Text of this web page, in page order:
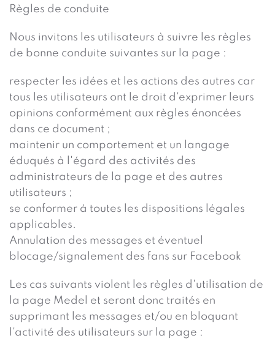
Règles de conduite
Nous invitons les utilisateurs à suivre les règles
de bonne conduite suivantes sur la page :
respecter les idées et les actions des autres car
tous les utilisateurs ont le droit d'exprimer leurs
opinions conformément aux règles énoncées
dans ce document ;
maintenir un comportement et un langage
éduqués à l'égard des activités des
administrateurs de la page et des autres
utilisateurs ;
se conformer à toutes les dispositions légales
applicables.
Annulation des messages et éventuel
blocage/signalement des fans sur Facebook
Les cas suivants violent les règles d'utilisation de
la page Medel et seront donc traités en
supprimant les messages et/ou en bloquant
l'activité des utilisateurs sur la page :